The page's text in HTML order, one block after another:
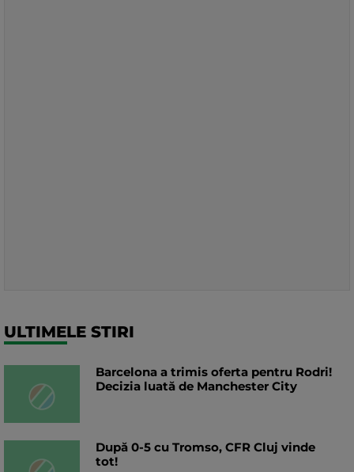
ULTIMELE STIRI
Barcelona a trimis oferta pentru Rodri!
Decizia luată de Manchester City
După 0-5 cu Tromso, CFR Cluj vinde
tot!